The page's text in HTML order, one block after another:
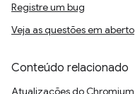
Registre um bug
Veja as questões em aberto
Conteúdo relacionado
Atualizações do Chromium